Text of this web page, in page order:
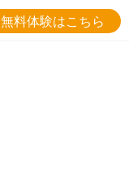
無料体験はこちら